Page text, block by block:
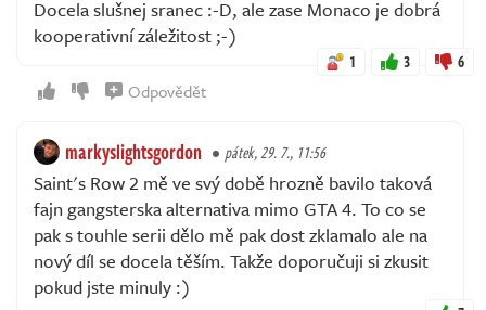
Docela slušnej sranec :-D, ale zase Monaco je dobrá
kooperativní záležitost ;-)
1 3 6
Odpovědět
markyslightsgordon pátek, 29. 7., 11:56
Saint's Row 2 mě ve svý době hrozně bavilo taková
fajn gangsterska alternativa mimo GTA 4. To co se
pak s touhle serii dělo mě pak dost zklamalo ale na
nový díl se docela těším. Takže doporučuji si zkusit
pokud jste minuly :)